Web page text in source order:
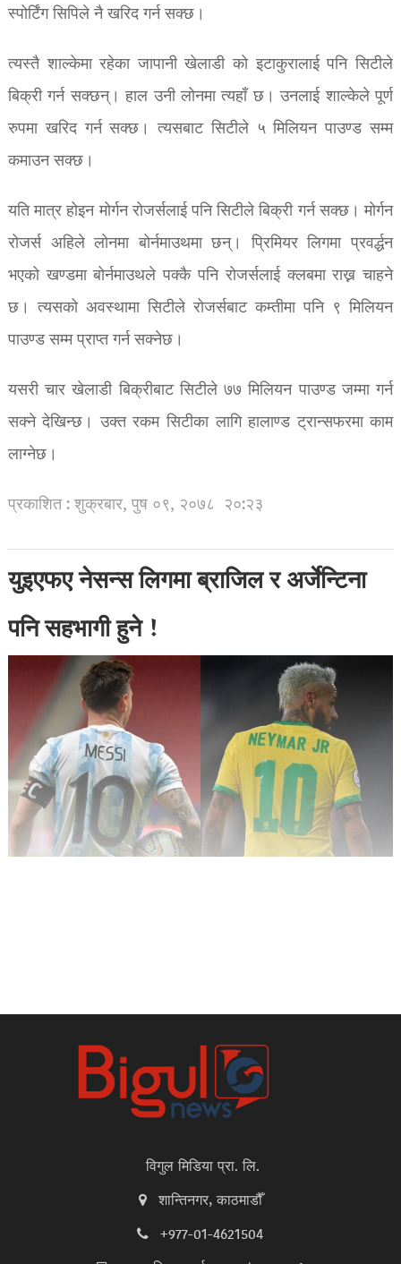
स्पोर्टिंग सिपिले नै खरिद गर्न सक्छ।
त्यस्तै शाल्केमा रहेका जापानी खेलाडी को इटाकुरालाई पनि सिटीले
बिक्री गर्न सक्छन्। हाल उनी लोनमा त्यहाँ छ। उनलाई शाल्केले पूर्ण
रुपमा खरिद गर्न सक्छ। त्यसबाट सिटीले ५ मिलियन पाउण्ड सम्म
कमाउन सक्छ।
यति मात्र होइन मोर्गन रोजर्सलाई पनि सिटीले बिक्री गर्न सक्छ। मोर्गन
रोजर्स अहिले लोनमा बोर्नमाउथमा छन्। प्रिमियर लिगमा प्रवर्द्धन
भएको खण्डमा बोर्नमाउथले पक्कै पनि रोजर्सलाई क्लबमा राख्न चाहने
छ। त्यसको अवस्थामा सिटीले रोजर्सबाट कम्तीमा पनि ९ मिलियन
पाउण्ड सम्म प्राप्त गर्न सक्नेछ।
यसरी चार खेलाडी बिक्रीबाट सिटीले ७७ मिलियन पाउण्ड जम्मा गर्न
सक्ने देखिन्छ। उक्त रकम सिटीका लागि हालाण्ड ट्रान्सफरमा काम
लाग्नेछ।
प्रकाशित : शुक्रबार, पुष ०९, २०७८ २०:२३
युइएफए नेसन्स लिगमा ब्राजिल र अर्जेन्टिना
पनि सहभागी हुने !
विगुल मिडिया प्रा. लि.
शान्तिनगर, काठमाडौँ
+977-01-4621504